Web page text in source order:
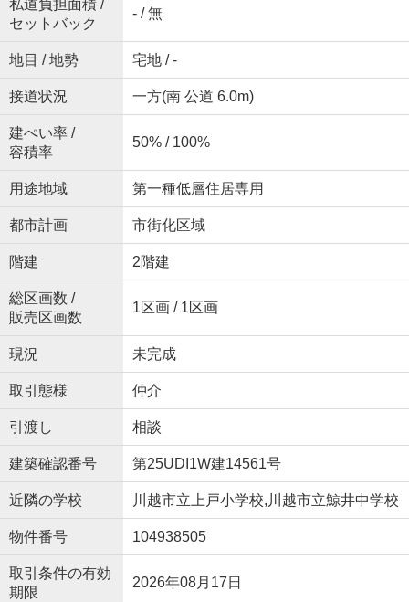
私道負担面積 /
セットバック
- / 無
地目 / 地勢 宅地 / -
接道状況 一方(南 公道 6.0m)
建ぺい率 /
容積率
50% / 100%
用途地域 第一種低層住居専用
都市計画 市街化区域
階建 2階建
総区画数 /
販売区画数
1区画 / 1区画
現況 未完成
取引態様 仲介
引渡し 相談
建築確認番号 第25UDI1W建14561号
近隣の学校 川越市立上戸小学校,川越市立鯨井中学校
物件番号 104938505
取引条件の有効
期限
2026年08月17日